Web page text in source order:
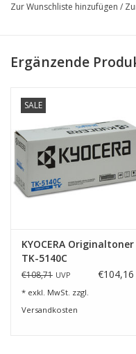
Zur Wunschliste hinzufügen /
Ergänzende
SALE
KYOCERA Originaltoner
TK-5140C
€108,71 UVP €104,16
* exkl. MwSt. zzgl.
Versandkosten